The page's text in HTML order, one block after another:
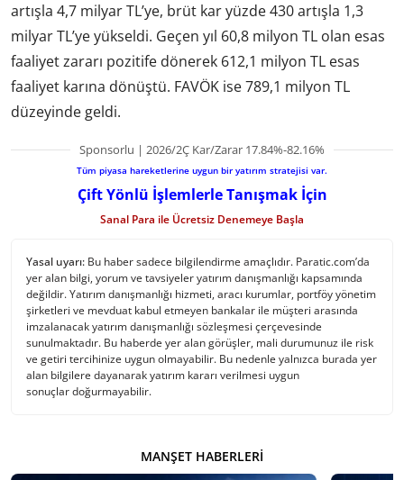
artışla 4,7 milyar TL’ye, brüt kar yüzde 430 artışla 1,3
milyar TL’ye yükseldi. Geçen yıl 60,8 milyon TL olan esas
faaliyet zararı pozitife dönerek 612,1 milyon TL esas
faaliyet karına dönüştü. FAVÖK ise 789,1 milyon TL
düzeyinde geldi.
Sponsorlu | 2026/2Ç Kar/Zarar 17.84%-82.16%
Tüm piyasa hareketlerine uygun bir yatırım stratejisi var.
Çift Yönlü İşlemlerle Tanışmak İçin
Sanal Para ile Ücretsiz Denemeye Başla
Yasal uyarı: Bu haber sadece bilgilendirme amaçlıdır. Paratic.com’da
yer alan bilgi, yorum ve tavsiyeler yatırım danışmanlığı kapsamında
değildir. Yatırım danışmanlığı hizmeti, aracı kurumlar, portföy yönetim
şirketleri ve mevduat kabul etmeyen bankalar ile müşteri arasında
imzalanacak yatırım danışmanlığı sözleşmesi çerçevesinde
sunulmaktadır. Bu haberde yer alan görüşler, mali durumunuz ile risk
ve getiri tercihinize uygun olmayabilir. Bu nedenle yalnızca burada yer
alan bilgilere dayanarak yatırım kararı verilmesi uygun
sonuçlar doğurmayabilir.
MANŞET HABERLERI